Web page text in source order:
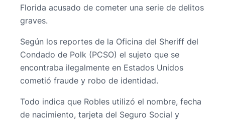
Florida acusado de cometer una serie de delitos
graves.
Según los reportes de la Oficina del Sheriff del
Condado de Polk (PCSO) el sujeto que se
encontraba ilegalmente en Estados Unidos
cometió fraude y robo de identidad.
Todo indica que Robles utilizó el nombre, fecha
de nacimiento, tarjeta del Seguro Social y